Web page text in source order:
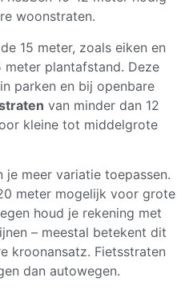
woonstraten.
15 meter, zoals eiken en
meter plantafstand. Deze
parken en bij openbare
van minder dan 12
kleine tot middelgrote
je meer variatie toepassen.
meter mogelijk voor grote
houd je rekening met
– meestal betekent dit
kroonansatz. Fietsstraten
dan autowegen.